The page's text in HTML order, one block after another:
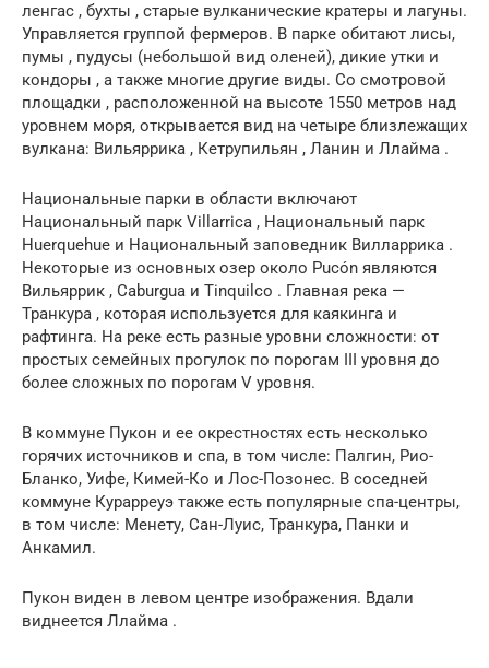
ленгас , бухты , старые вулканические кратеры и лагуны.
Управляется группой фермеров. В парке обитают лисы,
пумы , пудусы (небольшой вид оленей), дикие утки и
кондоры , а также многие другие виды. Со смотровой
площадки , расположенной на высоте 1550 метров над
уровнем моря, открывается вид на четыре близлежащих
вулкана: Вильяррика , Кетрупильян , Ланин и Ллайма .
Национальные парки в области включают
Национальный парк Villarrica , Национальный парк
Huerquehue и Национальный заповедник Вилларрика .
Некоторые из основных озер около Pucón являются
Вильяррик , Caburgua и Tinquilco . Главная река —
Транкура , которая используется для каякинга и
рафтинга. На реке есть разные уровни сложности: от
простых семейных прогулок по порогам III уровня до
более сложных по порогам V уровня.
В коммуне Пукон и ее окрестностях есть несколько
горячих источников и спа, в том числе: Палгин, Рио-
Бланко, Уифе, Кимей-Ко и Лос-Позонес. В соседней
коммуне Курарреуэ также есть популярные спа-центры,
в том числе: Менету, Сан-Луис, Транкура, Панки и
Анкамил.
Пукон виден в левом центре изображения. Вдали
виднеется Ллайма .